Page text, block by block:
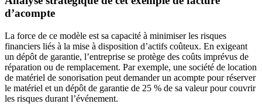
d’acompte
La force de ce modèle est sa capacité à minimiser les risques
financiers liés à la mise à disposition d’actifs coûteux. En exigeant
un dépôt de garantie, l’entreprise se protège des coûts imprévus de
réparation ou de remplacement. Par exemple, une société de location
de matériel de sonorisation peut demander un acompte pour réserver
le matériel et un dépôt de garantie de 25 % de sa valeur pour couvrir
les risques durant l’événement.